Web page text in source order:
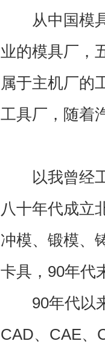
从中国模具
业的模具厂，
属于主机厂的
工具厂，随着
以我曾经工
八十年代成立
冲模、锻模、
卡具，90年
90年代以来
CAD、CAE、